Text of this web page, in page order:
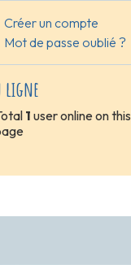
Créer un compte
Mot de passe oublié ?
ligne
1 user online on this